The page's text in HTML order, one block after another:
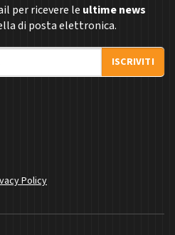
per ricevere le ultime news
di posta elettronica.
ISCRIVITI
Policy